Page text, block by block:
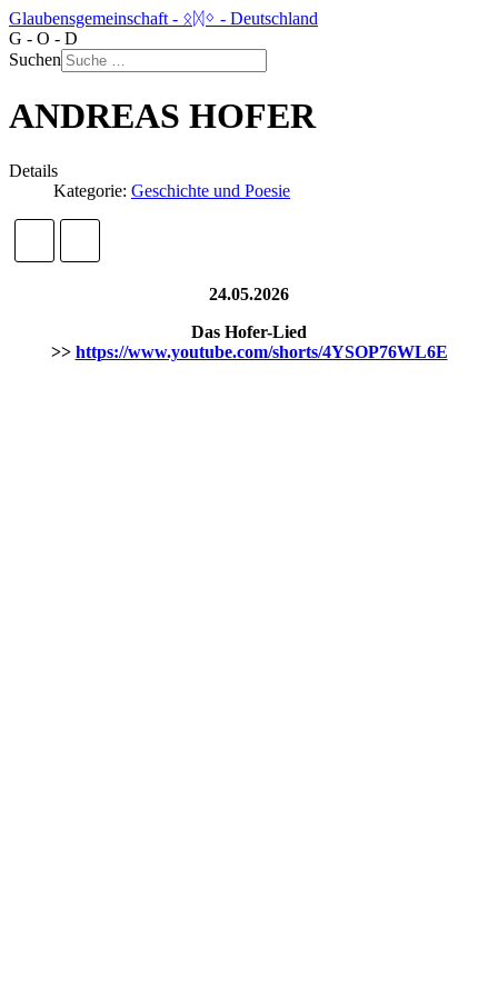
Glaubensgemeinschaft - ᛟᛞᛜ - Deutschland
G - O - D
Suchen
ANDREAS HOFER
Details
Kategorie: Geschichte und Poesie
24.05.2026
Das Hofer-Lied
>> https://www.youtube.com/shorts/4YSOP76WL6E